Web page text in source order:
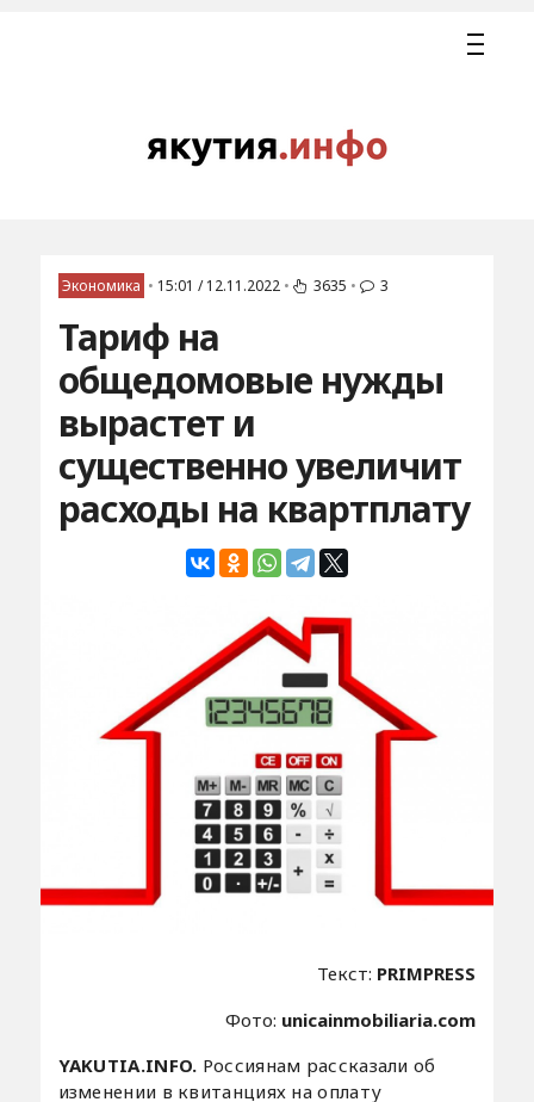
Экономика • 15:01 / 12.11.2022 • 3635 • 3
Тариф на
общедомовые нужды
вырастет и
существенно увеличит
расходы на квартплату
Текст: PRIMPRESS
Фото: unicainmobiliaria.com
YAKUTIA.INFO. Россиянам рассказали об
изменении в квитанциях на оплату